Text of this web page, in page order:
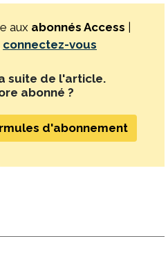
aux abonnés Access |
connectez-vous
suite de l'article.
abonné ?
d'abonnement